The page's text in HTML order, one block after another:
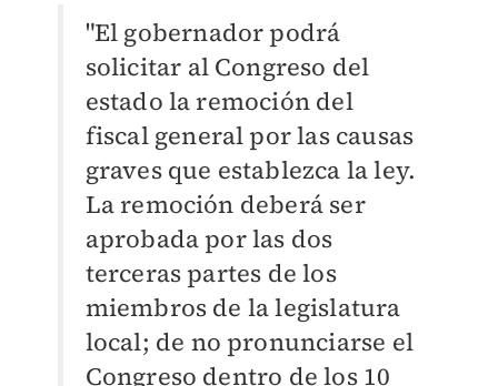
"El gobernador podrá
solicitar al Congreso del
estado la remoción del
fiscal general por las causas
graves que establezca la ley.
La remoción deberá ser
aprobada por las dos
terceras partes de los
miembros de la legislatura
local; de no pronunciarse el
Congreso dentro de los 10